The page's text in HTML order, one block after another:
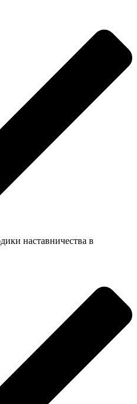
наставничества в